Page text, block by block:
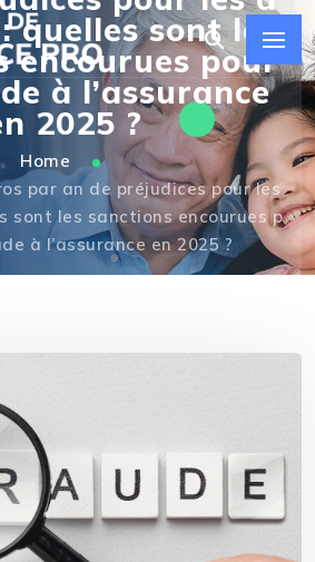
quelles sont les
encourues pour
à l’assurance
2025 ?
Home
par an de préjudices pour les
sont les sanctions encourues p
à l’assurance en 2025 ?